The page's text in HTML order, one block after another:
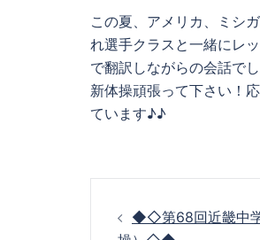
この夏、アメリカ、ミシ
れ選手クラスと一緒にレ
で翻訳しながらの会話で
新体操頑張って下さい！
ています♪♪
◆◇第68回近畿中